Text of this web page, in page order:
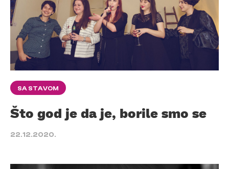
SA STAVOM
Što god je da je, borile smo se
22.12.2020.